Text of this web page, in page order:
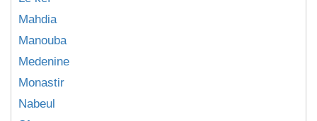
Mahdia
Manouba
Medenine
Monastir
Nabeul